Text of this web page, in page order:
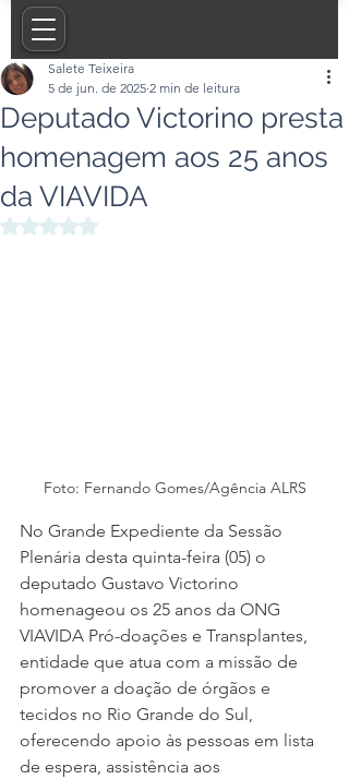
Deputado Victorino presta
homenagem aos 25 anos
da VIAVIDA
Salete Teixeira
5 de jun. de 2025 2 min de leitura
Avaliado com NaN de 5 estrelas.
Foto: Fernando Gomes/Agência ALRS
No Grande Expediente da Sessão
Plenária desta quinta-feira (05) o
deputado Gustavo Victorino
homenageou os 25 anos da ONG
VIAVIDA Pró-doações e Transplantes,
entidade que atua com a missão de
promover a doação de órgãos e
tecidos no Rio Grande do Sul,
oferecendo apoio às pessoas em lista
de espera, assistência aos